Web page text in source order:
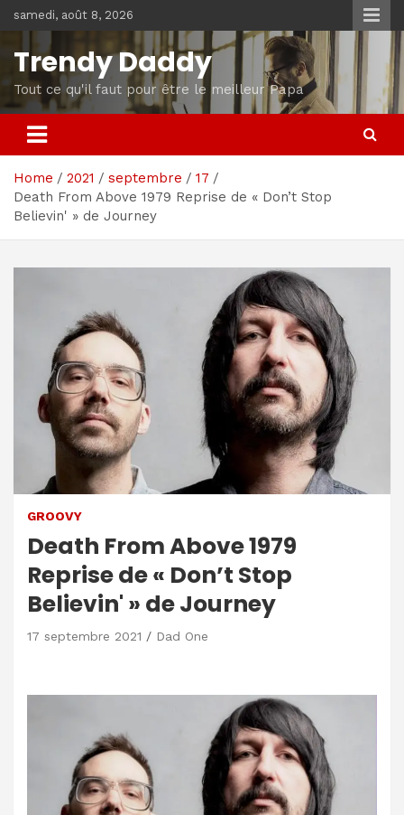
to
content
samedi, août 8, 2026
Trendy Daddy
Tout ce qu'il faut pour être le meilleur Papa
Home 2021 septembre
17
Death From Above 1979 Reprise de « Don’t Stop
Believin' » de Journey
GROOVY
Death From Above 1979
Reprise de « Don’t Stop
Believin' » de Journey
17 septembre 2021 Dad One